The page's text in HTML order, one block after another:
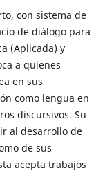
con sistema de
de diálogo para
(Aplicada) y
a quienes
en sus
como lengua en
discursivos. Su
al desarrollo de
de sus
acepta trabajos